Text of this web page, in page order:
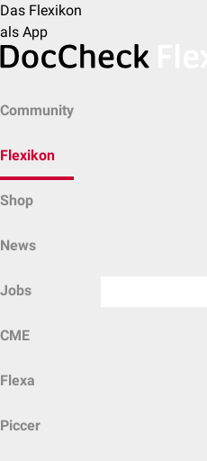
Das Flexikon
als App
Community
Flexikon
Shop
News
Jobs
CME
Flexa
Piccer